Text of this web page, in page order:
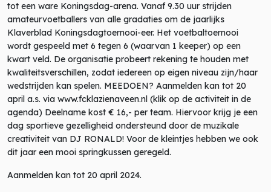
tot een ware Koningsdag-arena. Vanaf 9.30 uur strijden
amateurvoetballers van alle gradaties om de jaarlijks
Klaverblad Koningsdagtoernooi-eer. Het voetbaltoernooi
wordt gespeeld met 6 tegen 6 (waarvan 1 keeper) op een
kwart veld. De organisatie probeert rekening te houden met
kwaliteitsverschillen, zodat iedereen op eigen niveau zijn/haar
wedstrijden kan spelen. MEEDOEN? Aanmelden kan tot 20
april a.s. via www.fcklazienaveen.nl (klik op de activiteit in de
agenda) Deelname kost € 16,- per team. Hiervoor krijg je een
dag sportieve gezelligheid ondersteund door de muzikale
creativiteit van DJ RONALD! Voor de kleintjes hebben we ook
dit jaar een mooi springkussen geregeld.
Aanmelden kan tot 20 april 2024.